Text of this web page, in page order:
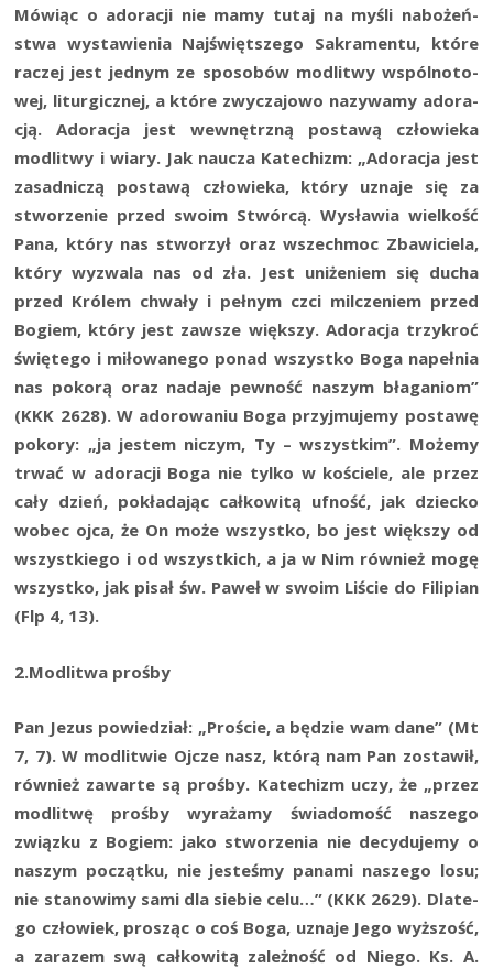
Mówiąc o ado­ra­cji nie mamy tutaj na myśli nabo­żeń­
stwa wysta­wie­nia Naj­święt­sze­go Sakra­men­tu, któ­re
raczej jest jed­nym ze spo­so­bów modli­twy wspól­no­to­
wej, litur­gicz­nej, a któ­re zwy­cza­jo­wo nazy­wa­my ado­ra­
cją. Ado­ra­cja jest wewnętrz­ną posta­wą czło­wie­ka
modli­twy i wia­ry. Jak naucza Kate­chizm: „Ado­ra­cja jest
zasad­ni­czą posta­wą czło­wie­ka, któ­ry uzna­je się za
stwo­rze­nie przed swo­im Stwór­cą. Wysła­wia wiel­kość
Pana, któ­ry nas stwo­rzył oraz wszech­moc Zba­wi­cie­la,
któ­ry wyzwa­la nas od zła. Jest uni­że­niem się ducha
przed Kró­lem chwa­ły i peł­nym czci mil­cze­niem przed
Bogiem, któ­ry jest zawsze więk­szy. Ado­ra­cja trzy­kroć
świę­te­go i miło­wa­ne­go ponad wszyst­ko Boga napeł­nia
nas poko­rą oraz nada­je pew­ność naszym bła­ga­niom”
(KKK 2628). W ado­ro­wa­niu Boga przyj­mu­je­my posta­wę
poko­ry: „ja jestem niczym, Ty – wszyst­kim”. Może­my
trwać w ado­ra­cji Boga nie tyl­ko w koście­le, ale przez
cały dzień, pokła­da­jąc cał­ko­wi­tą ufność, jak dziec­ko
wobec ojca, że On może wszyst­ko, bo jest więk­szy od
wszyst­kie­go i od wszyst­kich, a ja w Nim rów­nież mogę
wszyst­ko, jak pisał św. Paweł w swo­im Liście do Fili­pian
(Flp 4, 13).
2.Modlitwa proś­by
Pan Jezus powie­dział: „Pro­ście, a będzie wam dane” (Mt
7, 7). W modli­twie Ojcze nasz, któ­rą nam Pan zosta­wił,
rów­nież zawar­te są proś­by. Kate­chizm uczy, że „przez
modli­twę proś­by wyra­ża­my świa­do­mość nasze­go
związ­ku z Bogiem: jako stwo­rze­nia nie decy­du­je­my o
naszym począt­ku, nie jeste­śmy pana­mi nasze­go losu;
nie sta­no­wi­my sami dla sie­bie celu…” (KKK 2629). Dla­te­
go czło­wiek, pro­sząc o coś Boga, uzna­je Jego wyż­szość,
a zara­zem swą cał­ko­wi­tą zależ­ność od Nie­go. Ks. A.